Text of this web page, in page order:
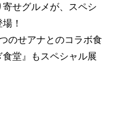
せグルメが、スペシ
！
のせアナとのコラボ食
堂』もスペシャル展